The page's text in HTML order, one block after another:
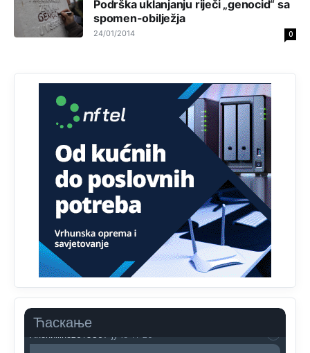
Podrška uklanjanju riječi „genocid“ sa
spomen-obilježja
24/01/2014 0
Ћаскање
Анонимно2808843 8/6/2026 6:20
reconquista
pusti ih ciganija...pocetkom ovog vjeka,neko rece za
Radovana i Ratka kaki su oni srbi...i poce dalje da
besjedi znam ja dobro sta je bilo u Ag-ci...
Анонимно2810587 јуче 11:13
Proguglajte
Анонимно2810587 јуче
O kako su cudni lvi ljudi,uzeli bi sve da mogu...a ja srce
svima fajem,radujem se tudjoj sreci.I ko ima i ko nema
na iso ce mjesto leci!
Анонимно2810587 јуче
11:24